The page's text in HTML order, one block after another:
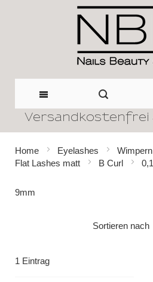
Direkt
Inhalt
Home Eyelashes Wimpern
Flat Lashes matt
B Curl
9mm
1 Eintrag
Sortieren nach